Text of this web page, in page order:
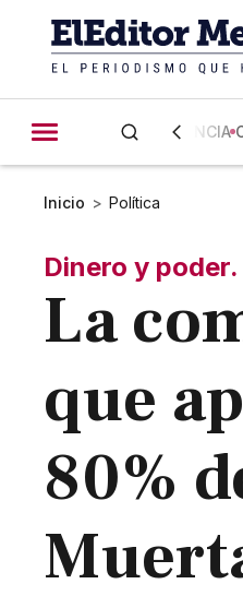
CIENCIA
Inicio > Política
Dinero y poder.
La
que
80%